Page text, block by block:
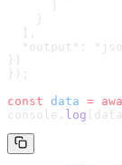
    }
  ],
"output":
} )
});
const data =
console. log